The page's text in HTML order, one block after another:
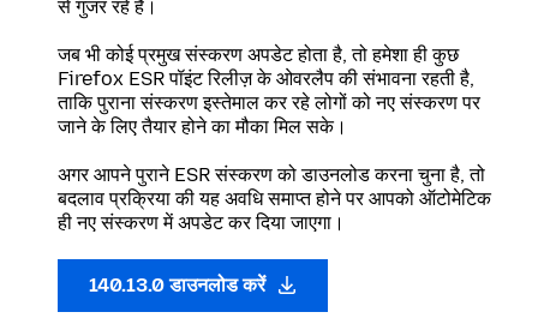
से गुजर रहे हैं।
जब भी कोई प्रमुख संस्करण अपडेट होता है, तो हमेशा ही कुछ
Firefox ESR पॉइंट रिलीज़ के ओवरलैप की संभावना रहती है,
ताकि पुराना संस्करण इस्तेमाल कर रहे लोगों को नए संस्करण पर
जाने के लिए तैयार होने का मौका मिल सके।
अगर आपने पुराने ESR संस्करण को डाउनलोड करना चुना है, तो
बदलाव प्रक्रिया की यह अवधि समाप्त होने पर आपको ऑटोमेटिक
ही नए संस्करण में अपडेट कर दिया जाएगा।
140.13.0 डाउनलोड करें